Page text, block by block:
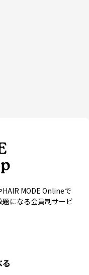
MODE Onlineで
になる会員制サービ